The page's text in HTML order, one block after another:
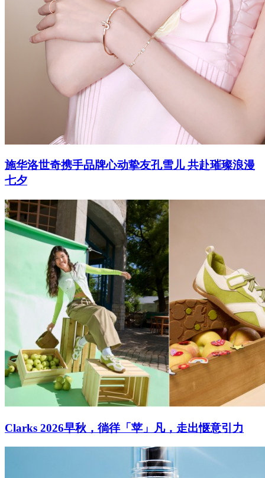
施华洛世奇携手品牌心动挚友孔雪儿 共赴璀璨浪漫
七夕
Clarks 2026早秋，徜徉「苹」凡，走出惬意引力